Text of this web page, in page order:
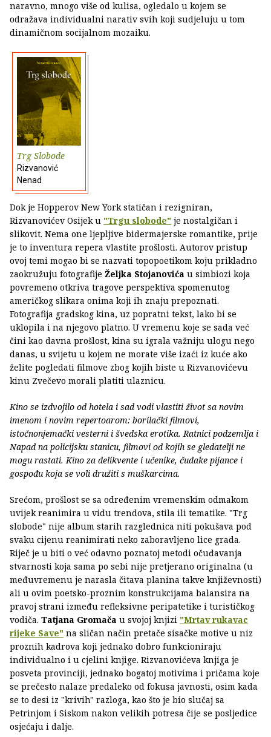
naravno, mnogo više od kulisa, ogledalo u kojem se
odražava individualni narativ svih koji sudjeluju u tom
dinamičnom socijalnom mozaiku.
Trg Slobode
Rizvanović
Nenad
Dok je Hopperov New York statičan i rezigniran,
Rizvanovićev Osijek u "Trgu slobode" je nostalgičan i
slikovit. Nema one ljepljive bidermajerske romantike, prije
je to inventura repera vlastite prošlosti. Autorov pristup
ovoj temi mogao bi se nazvati topopoetikom koju prikladno
zaokružuju fotografije Željka Stojanovića u simbiozi koja
povremeno otkriva tragove perspektiva spomenutog
američkog slikara onima koji ih znaju prepoznati.
Fotografija gradskog kina, uz popratni tekst, lako bi se
uklopila i na njegovo platno. U vremenu koje se sada već
čini kao davna prošlost, kina su igrala važniju ulogu nego
danas, u svijetu u kojem ne morate više izaći iz kuće ako
želite pogledati filmove zbog kojih biste u Rizvanovićevu
kinu Zvečevo morali platiti ulaznicu.
Kino se izdvojilo od hotela i sad vodi vlastiti život sa novim
imenom i novim repertoarom: borilački filmovi,
istočnonjemački vesterni i švedska erotika. Ratnici podzemlja i
Napad na policijsku stanicu, filmovi od kojih se gledatelji ne
mogu rastati. Kino za delikvente i učenike, čudake pijance i
gospođu koja se voli družiti s muškarcima.
Srećom, prošlost se sa određenim vremenskim odmakom
uvijek reanimira u vidu trendova, stila ili tematike. "Trg
slobode" nije album starih razglednica niti pokušava pod
svaku cijenu reanimirati neko zaboravljeno lice grada.
Riječ je u biti o već odavno poznatoj metodi očuđavanja
stvarnosti koja sama po sebi nije pretjerano originalna (u
međuvremenu je narasla čitava planina takve književnosti)
ali u ovim poetsko-proznim konstrukcijama balansira na
pravoj strani između refleksivne peripatetike i turističkog
vodiča. Tatjana Gromača u svojoj knjizi "Mrtav rukavac
rijeke Save" na sličan način pretače sisačke motive u niz
proznih kadrova koji jednako dobro funkcioniraju
individualno i u cjelini knjige. Rizvanovićeva knjiga je
posveta provinciji, jednako bogatoj motivima i pričama koje
se prečesto nalaze predaleko od fokusa javnosti, osim kada
se to desi iz "krivih" razloga, kao što je bio slučaj sa
Petrinjom i Siskom nakon velikih potresa čije se posljedice
osjećaju i dalje.